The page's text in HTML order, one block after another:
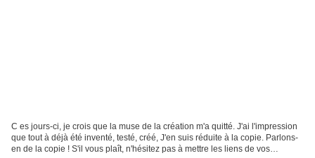
C es jours-ci, je crois que la muse de la création m'a quitté. J'ai l'impression
que tout à déjà été inventé, testé, créé, J'en suis réduite à la copie. Parlons-
en de la copie ! S'il vous plaît, n'hésitez pas à mettre les liens de vos